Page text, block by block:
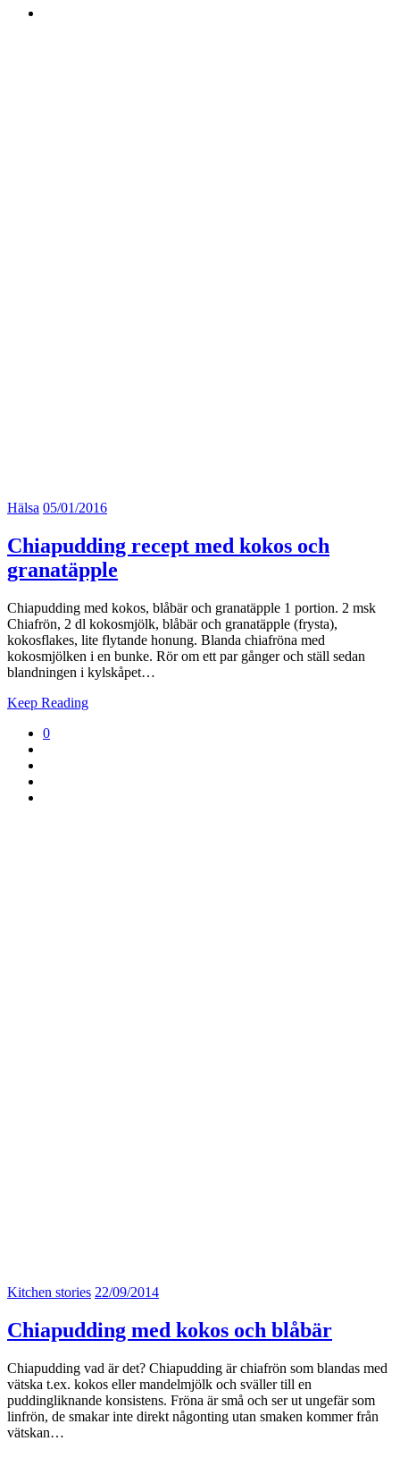
Hälsa 05/01/2016
Chiapudding recept med kokos och
granatäpple
Chiapudding med kokos, blåbär och granatäpple 1 portion. 2 msk
Chiafrön, 2 dl kokosmjölk, blåbär och granatäpple (frysta),
kokosflakes, lite flytande honung. Blanda chiafröna med
kokosmjölken i en bunke. Rör om ett par gånger och ställ sedan
blandningen i kylskåpet…
Keep Reading
0
Kitchen stories 22/09/2014
Chiapudding med kokos och blåbär
Chiapudding vad är det? Chiapudding är chiafrön som blandas med
vätska t.ex. kokos eller mandelmjölk och sväller till en
puddingliknande konsistens. Fröna är små och ser ut ungefär som
linfrön, de smakar inte direkt någonting utan smaken kommer från
vätskan…